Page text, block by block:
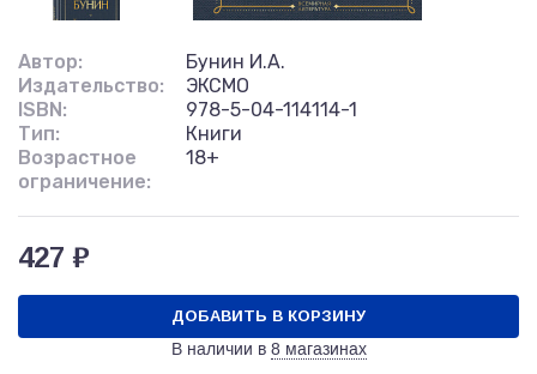
Автор:
Бунин И.А.
Издательство:
ЭКСМО
ISBN:
978-5-04-114114-1
Тип:
Книги
Возрастное
ограничение:
18+
427 ₽
ДОБАВИТЬ В КОРЗИНУ
В наличии в 8 магазинах